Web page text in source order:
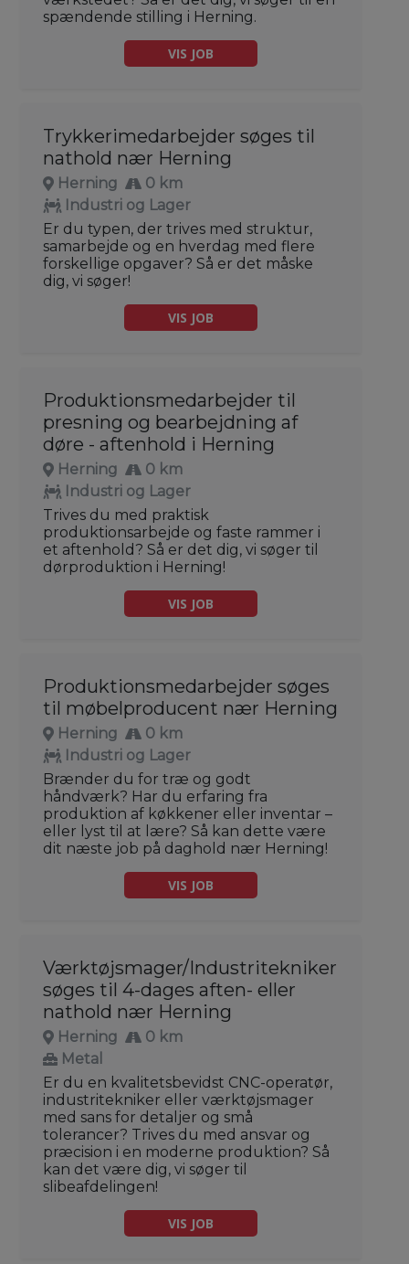
spændende stilling i Herning.
VIS JOB
Trykkerimedarbejder søges til
nathold nær Herning
Herning
0 km
Industri og Lager
Er du typen, der trives med struktur,
samarbejde og en hverdag med flere
forskellige opgaver? Så er det måske
dig, vi søger!
VIS JOB
Produktionsmedarbejder til
presning og bearbejdning af
døre - aftenhold i Herning
Herning
0 km
Industri og Lager
Trives du med praktisk
produktionsarbejde og faste rammer i
et aftenhold? Så er det dig, vi søger til
dørproduktion i Herning!
VIS JOB
Produktionsmedarbejder søges
til møbelproducent nær Herning
Herning
0 km
Industri og Lager
Brænder du for træ og godt
håndværk? Har du erfaring fra
produktion af køkkener eller inventar –
eller lyst til at lære? Så kan dette være
dit næste job på daghold nær Herning!
VIS JOB
Værktøjsmager/Industritekniker
søges til 4-dages aften- eller
nathold nær Herning
Herning
0 km
Metal
Er du en kvalitetsbevidst CNC-operatør,
industritekniker eller værktøjsmager
med sans for detaljer og små
tolerancer? Trives du med ansvar og
præcision i en moderne produktion? Så
kan det være dig, vi søger til
slibeafdelingen!
VIS JOB